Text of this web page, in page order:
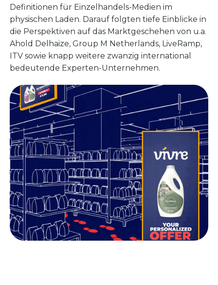
Definitionen für Einzelhandels-Medien im
physischen Laden. Darauf folgten tiefe Einblicke in
die Perspektiven auf das Marktgeschehen von u.a.
Ahold Delhaize, Group M Netherlands, LiveRamp,
ITV sowie knapp weitere zwanzig international
bedeutende Experten-Unternehmen.